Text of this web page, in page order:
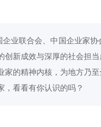
企业联合会、中国企业家
创新成效与深厚的社会担
家的精神内核，为地方乃
，看看有你认识的吗？